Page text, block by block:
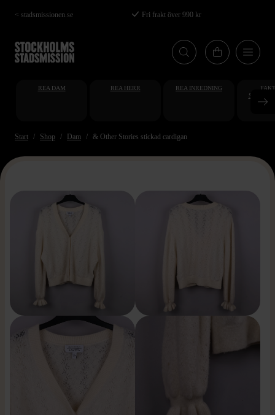
Hoppa
till
huvudinnehåll
< stadsmissionen.se Fri frakt över 990 kr
REA DAM REA HERR REA INREDNING
Start Shop Dam & Other Stories stickad cardigan